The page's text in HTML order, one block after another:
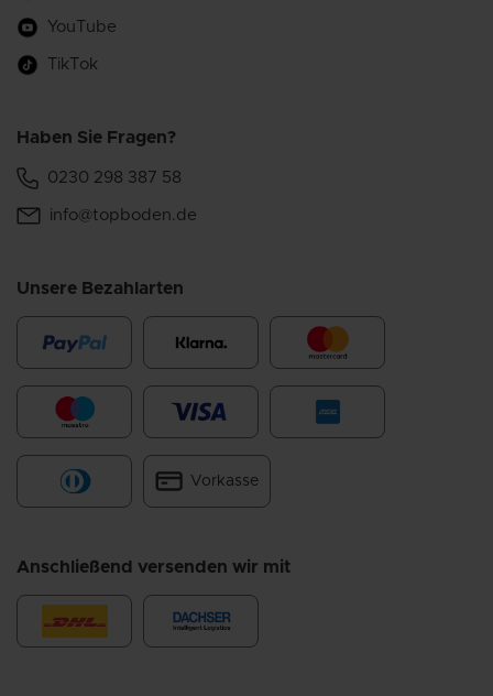
YouTube
TikTok
Haben Sie Fragen?
0230 298 387 58
info@topboden.de
Unsere Bezahlarten
Vorkasse
Anschließend versenden wir mit